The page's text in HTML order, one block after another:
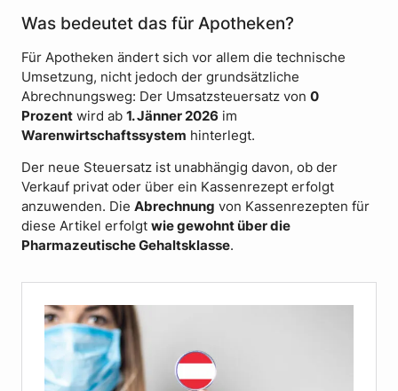
Was bedeutet das für Apotheken?
Für Apotheken ändert sich vor allem die technische
Umsetzung, nicht jedoch der grundsätzliche
Abrechnungsweg: Der Umsatzsteuersatz von 0
Prozent wird ab 1. Jänner 2026 im
Warenwirtschaftssystem hinterlegt.
Der neue Steuersatz ist unabhängig davon, ob der
Verkauf privat oder über ein Kassenrezept erfolgt
anzuwenden. Die Abrechnung von Kassenrezepten für
diese Artikel erfolgt wie gewohnt über die
Pharmazeutische Gehaltsklasse.